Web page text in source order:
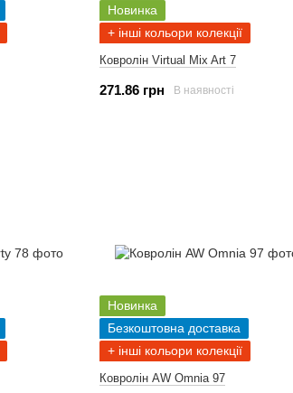
Новинка
+ інші кольори колекції
Ковролін Virtual Mix Art 7
271.86 грн В наявності
Новинка
Безкоштовна доставка
+ інші кольори колекції
Ковролін AW Omnia 97